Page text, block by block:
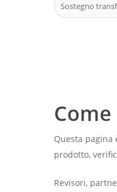
Sostegno
Questa
prodotto,
Revisori,